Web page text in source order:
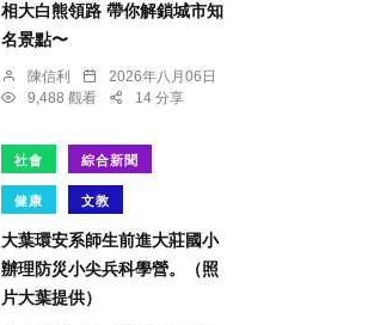
相大白熊領路 帶你解鎖城市知
名景點〜
陳信利
2026年八月06日
9,488 觀看
14 分享
社會 綜合新聞
健康 文教
大葉環安系師生前進大莊國小
辦理防災小尖兵科學營。（照
片大葉提供）